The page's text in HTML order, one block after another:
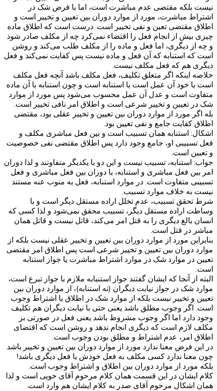
نیست بلکه مقتضی عدم مباشرت است، اما با فرض شک در
اشتراط مباشرت، مورد از موارد دوران بین تعیین و تخییر است و
اطلاق مقتضی تعین و نفی تخییر است. درست است که اطلاق ماده
چیزی بیش از انجام فعل را اقتضاء نمی‌کرد چه از مکلف صادر شود
و چه از دیگری، اما فعل و ماده را از مکلف طلب می‌کند و روشن
است که استنابه که آن فعل و ماده نیست پس کفایت نمی‌کند و فعل
دیگری هم که فعل مکلف نیست.
خلاصه اینکه اگر متعلق تکلیف، فعل مکلف باشد آنچه فعل مکلف
است یا خود آن عمل است یا استنابه است و چون استنابه با آن ماده
متفاوت است و عدل آن عمل محسوب می‌شود پس مورد از موارد
شک در تعیین و تخییر شرعی است و اطلاق امر نافی تخییر است.
بله اگر مورد از موارد دوران بین تعیین و تخییر عقلی بود، مقتضی
اطلاق کفایت جامع و نفی تعیین بود.
اشکال: استنابه همان تسبیب است و بین فعل مباشری مکلف و
فعل تسبیبی او، جامع وجود دارد پس اطلاق مقتضی نفی خصوصیت
و تعیین است.
جواب: استنابه، تسبیب نیست و این دو با یکدیگر متفاوتند و لذا دوران
امر بین فعل مباشری و استنابه، با دوران بین فعل مباشری و فعل
تسبیبی متفاوت است. در موارد استنابه، فعل به منوب عنه مستند
نیست به خلاف موارد تسبیب.
شرط تحقق تسبیب، عدم تخلل اراده مستقل دیگر است و با
وساطت اراده مستقل دیگر، تسبیب محقق نمی‌شود و لذا کسی که
انسان بالغ دیگری را به قتل امر می‌کند، قاتل نیست و قاتل همان
مباشر در قتل است.
بنابراین مورد از موارد دوران بین تعیین و تخییر عقلی نیست بلکه از
موارد دوران بین تعیین و تخییر شرعی است پس اطلاق امر مقتضی
تعیین در موارد شک در موارد اشتراط مباشرت یا جواز استنابه
است.
البته از آنجا که ایشان گفتند جواز استنبابه ملازم با جواز تبرع است،
موارد شک در جواز نیابت دیگران (نه استنابه)، از موارد دوران بین
تعیین و تخییر نیست بلکه از موارد شک در اطلاق یا اشتراط وجوب
است. اگر وجوب مطلق باشد یعنی حتی با نیابت دیگران هم تکلیف
وجود دارد اما اگر وجوب مشروط باشد یعنی فعل در صورتی بر
مکلف لازم است که دیگری انجام ندهد و روشن است که اقتضای
اطلاق امر، عدم اشتراط و مطلق بودن وجوب است.
در این فرض معنا ندارد مورد از موارد دوران بین تعیین و تخییر باشد
چون معنا ندارد کسی مکلف به فعل خودش یا فعل دیگری باشد!
بلکه مورد از موارد دوران بین اطلاق و اشتراط وجوب است.
کلام ایشان در این قسمت همان کلام مرحوم آقای خویی است و لذا
همان اشکال مرحوم آقای صدر به کلام ایشان هم وارد است.